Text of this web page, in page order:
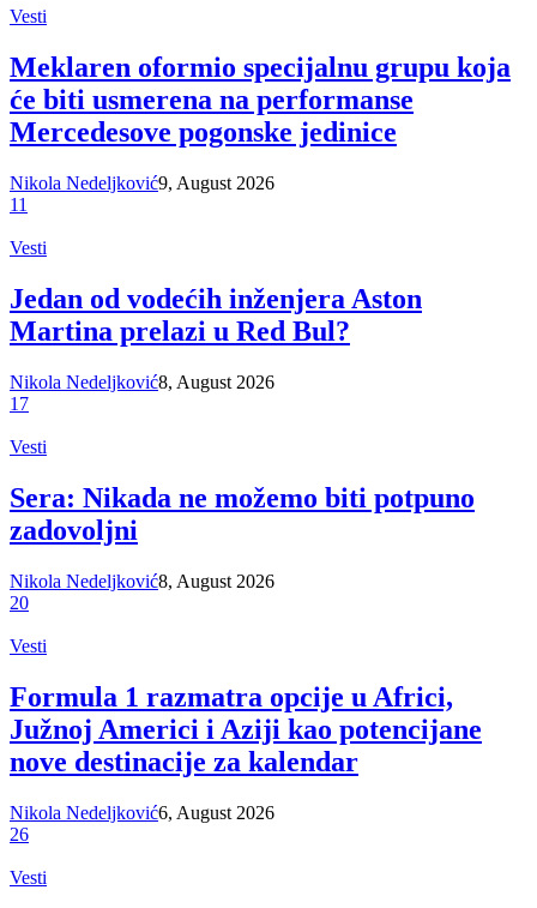
Vesti
Meklaren oformio specijalnu grupu koja
će biti usmerena na performanse
Mercedesove pogonske jedinice
Nikola Nedeljković9, August 2026
11
Vesti
Jedan od vodećih inženjera Aston
Martina prelazi u Red Bul?
Nikola Nedeljković8, August 2026
17
Vesti
Sera: Nikada ne možemo biti potpuno
zadovoljni
Nikola Nedeljković8, August 2026
20
Vesti
Formula 1 razmatra opcije u Africi,
Južnoj Americi i Aziji kao potencijane
nove destinacije za kalendar
Nikola Nedeljković6, August 2026
26
Vesti